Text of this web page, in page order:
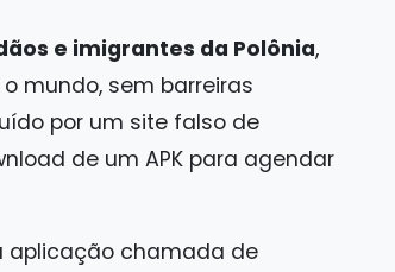
e imigrantes da Polônia,
mundo, sem barreiras
por um site falso de
de um APK para agendar
aplicação chamada de